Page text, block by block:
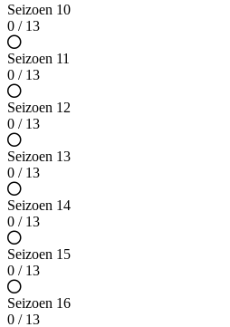
Seizoen 10
0 / 13
Seizoen 11
0 / 13
Seizoen 12
0 / 13
Seizoen 13
0 / 13
Seizoen 14
0 / 13
Seizoen 15
0 / 13
Seizoen 16
0 / 13